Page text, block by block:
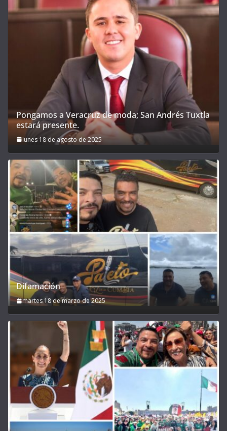
Pongamos a Veracruz de moda; San Andrés Tuxtla
estará presente.
lunes 18 de agosto de 2025
Difamación
martes 18 de marzo de 2025